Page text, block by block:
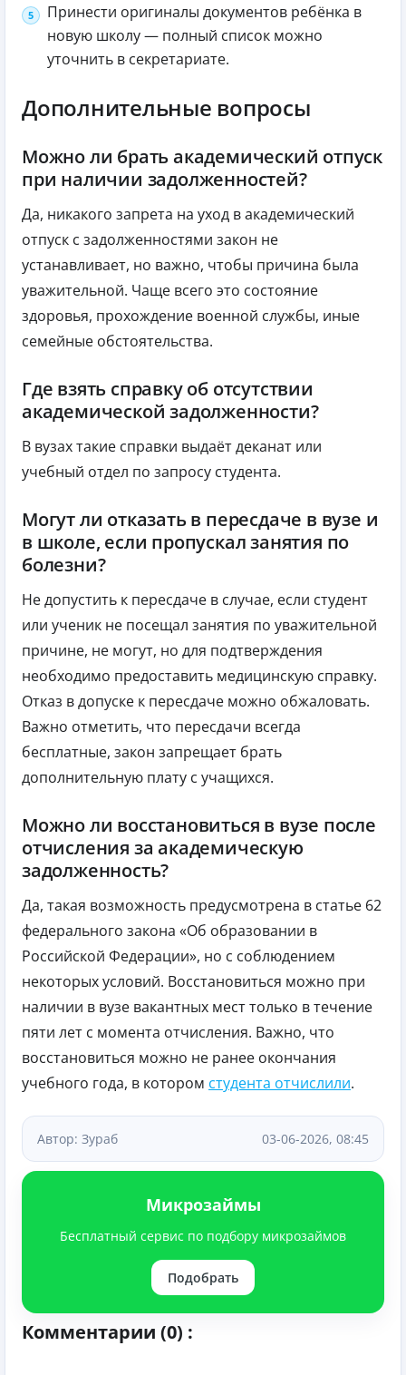
Принести оригиналы документов ребёнка в
новую школу — полный список можно
уточнить в секретариате.
Дополнительные вопросы
Можно ли брать академический отпуск
при наличии задолженностей?
Да, никакого запрета на уход в академический
отпуск с задолженностями закон не
устанавливает, но важно, чтобы причина была
уважительной. Чаще всего это состояние
здоровья, прохождение военной службы, иные
семейные обстоятельства.
Где взять справку об отсутствии
академической задолженности?
В вузах такие справки выдаёт деканат или
учебный отдел по запросу студента.
Могут ли отказать в пересдаче в вузе и
в школе, если пропускал занятия по
болезни?
Не допустить к пересдаче в случае, если студент
или ученик не посещал занятия по уважительной
причине, не могут, но для подтверждения
необходимо предоставить медицинскую справку.
Отказ в допуске к пересдаче можно обжаловать.
Важно отметить, что пересдачи всегда
бесплатные, закон запрещает брать
дополнительную плату с учащихся.
Можно ли восстановиться в вузе после
отчисления за академическую
задолженность?
Да, такая возможность предусмотрена в статье 62
федерального закона «Об образовании в
Российской Федерации», но с соблюдением
некоторых условий. Восстановиться можно при
наличии в вузе вакантных мест только в течение
пяти лет с момента отчисления. Важно, что
восстановиться можно не ранее окончания
учебного года, в котором студента отчислили.
Автор: Зураб 03-06-2026, 08:45
Микрозаймы
Бесплатный сервис по подбору микрозаймов
Подобрать
Комментарии (0) :